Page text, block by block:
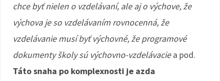
chce byť nielen o vzdelávaní, ale aj o výchove, že
výchova je so vzdelávaním rovnocenná, že
vzdelávanie musí byť výchovné, že programové
dokumenty školy sú výchovno-vzdelávaciea pod.
Táto snaha po komplexnosti je azda